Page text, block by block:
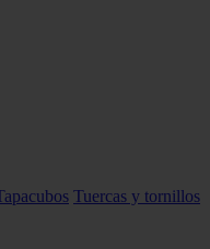
Tuercas y tornillos